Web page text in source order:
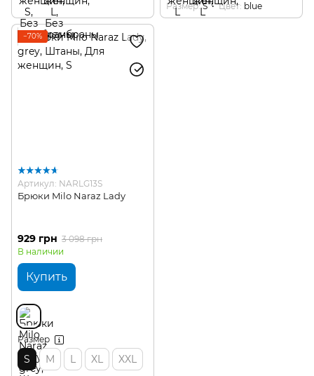
Размер S Цвет blue
−70%
Артикул: NARLG13S
Брюки Milo Naraz Lady
929 грн 3 098 грн
В наличии
Купить
Размер
S M L XL XXL